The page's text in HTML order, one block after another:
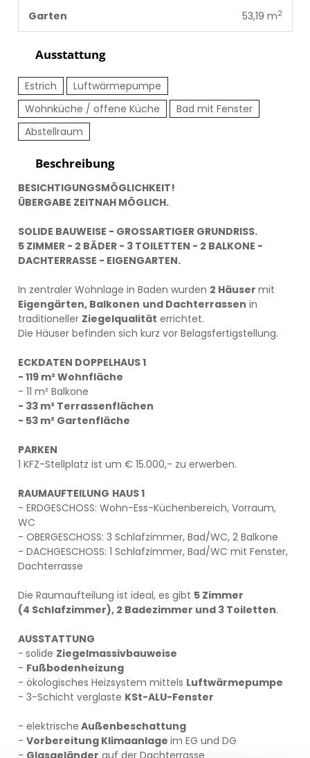
Beschreibung
BESICHTIGUNGSMÖGLICHKEIT!
ÜBERGABE ZEITNAH MÖGLICH.
SOLIDE BAUWEISE - GROSSARTIGER GRUNDRISS.
5 ZIMMER - 2 BÄDER - 3 TOILETTEN - 2 BALKONE -
DACHTERRASSE - EIGENGARTEN.
In zentraler Wohnlage in Baden wurden 2 Häuser mit
Eigengärten, Balkonen und Dachterrassen in
traditioneller Ziegelqualität errichtet.
Die Häuser befinden sich kurz vor Belagsfertigstellung.
ECKDATEN DOPPELHAUS 1
- 119 m² Wohnfläche
- 11 m² Balkone
- 33 m² Terrassenflächen
- 53 m² Gartenfläche
PARKEN
1 KFZ-Stellplatz ist um € 15.000,- zu erwerben.
RAUMAUFTEILUNG HAUS 1
- ERDGESCHOSS: Wohn-Ess-Küchenbereich, Vorraum,
WC
- OBERGESCHOSS: 3 Schlafzimmer, Bad/WC, 2 Balkone
- DACHGESCHOSS: 1 Schlafzimmer, Bad/WC mit Fenster,
Dachterrasse
Die Raumaufteilung ist ideal, es gibt 5 Zimmer
(4 Schlafzimmer), 2 Badezimmer und 3 Toiletten.
AUSSTATTUNG
- solide Ziegelmassivbauweise
- Fußbodenheizung
- ökologisches Heizsystem mittels Luftwärmepumpe
- 3-Schicht verglaste KSt-ALU-Fenster
- elektrische Außenbeschattung
- Vorbereitung Klimaanlage im EG und DG
- Glasgeländer auf der Dachterrasse
Garten 53,19 m2
Ausstattung
Estrich
Luftwärmepumpe
Wohnküche / offene Küche
Bad mit Fenster
Abstellraum